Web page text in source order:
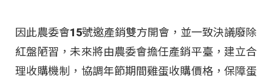
因此農委會15號邀產銷雙方開會，並一致決議廢除
紅盤陋習，未來將由農委會擔任產銷平臺，建立合
理收購機制，協調年節期間雞蛋收購價格，保障蛋